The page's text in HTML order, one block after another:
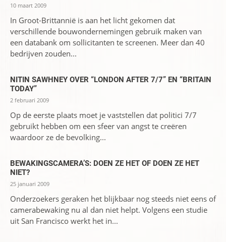
10 maart 2009
In Groot-Brittannië is aan het licht gekomen dat
verschillende bouwondernemingen gebruik maken van
een databank om sollicitanten te screenen. Meer dan 40
bedrijven zouden...
NITIN SAWHNEY OVER “LONDON AFTER 7/7” EN “BRITAIN
TODAY”
2 februari 2009
Op de eerste plaats moet je vaststellen dat politici 7/7
gebruikt hebben om een sfeer van angst te creëren
waardoor ze de bevolking...
BEWAKINGSCAMERA’S: DOEN ZE HET OF DOEN ZE HET
NIET?
25 januari 2009
Onderzoekers geraken het blijkbaar nog steeds niet eens of
camerabewaking nu al dan niet helpt. Volgens een studie
uit San Francisco werkt het in...